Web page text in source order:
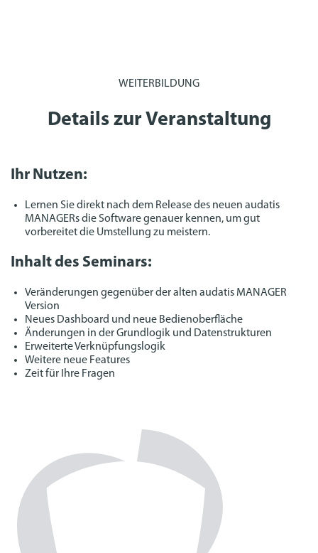
WEITERBILDUNG
Details zur Veranstaltung
Ihr Nutzen:
Lernen Sie direkt nach dem Release des neuen audatis
MANAGERs die Software genauer kennen, um gut
vorbereitet die Umstellung zu meistern.
Inhalt des Seminars:
Veränderungen gegenüber der alten audatis MANAGER
Version
Neues Dashboard und neue Bedienoberfläche
Änderungen in der Grundlogik und Datenstrukturen
Erweiterte Verknüpfungslogik
Weitere neue Features
Zeit für Ihre Fragen